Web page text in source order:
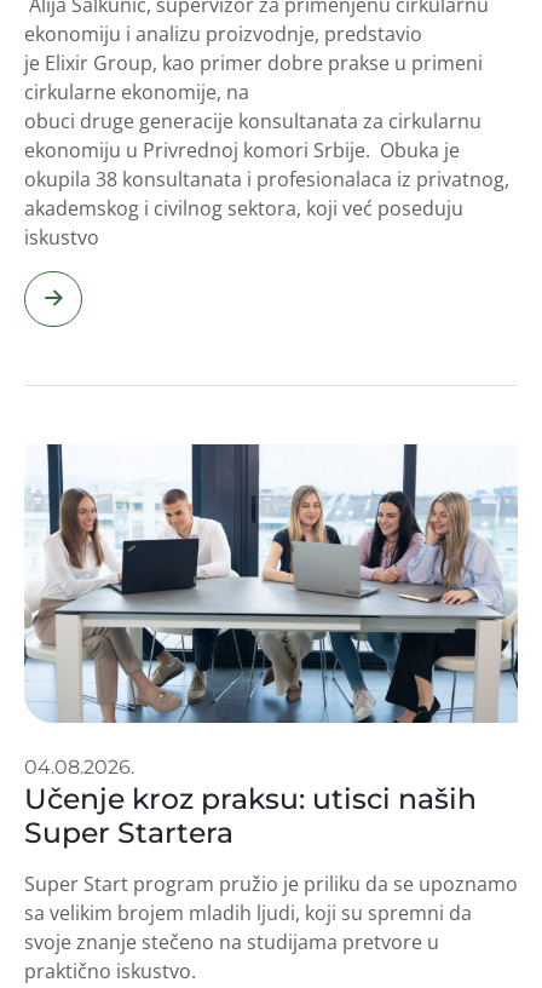
ekonomiju i analizu proizvodnje, predstavio
je Elixir Group, kao primer dobre prakse u primeni
cirkularne ekonomije, na
obuci druge generacije konsultanata za cirkularnu
ekonomiju u Privrednoj komori Srbije. Obuka je
okupila 38 konsultanata i profesionalaca iz privatnog,
akademskog i civilnog sektora, koji već poseduju
iskustvo
04.08.2026.
Učenje kroz praksu: utisci naših
Super Startera
Super Start program pružio je priliku da se upoznamo
sa velikim brojem mladih ljudi, koji su spremni da
svoje znanje stečeno na studijama pretvore u
praktično iskustvo.